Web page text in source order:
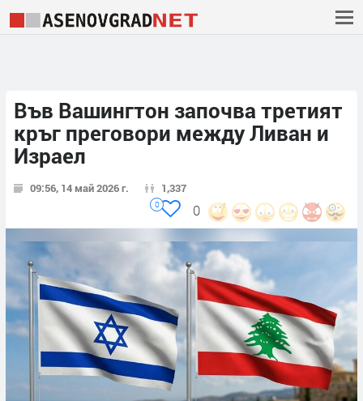
Във Вашингтон започва третият
кръг преговори между Ливан и
Израел
09:56, 14 май 2026 г. 1,337
0
0